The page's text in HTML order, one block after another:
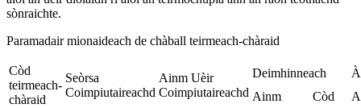
sònraichte.
Paramadair mionaideach de chàball teirmeach-chàraid
Còd
teirmeach-
chàraid
Seòrsa
Coimpiutaireachd
Ainm Uèir
Coimpiutaireachd
Deimhinneach
Ainm
Còd